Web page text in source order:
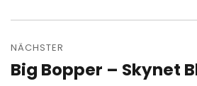
NÄCHSTER
Nächster
Big Bopper – Skynet